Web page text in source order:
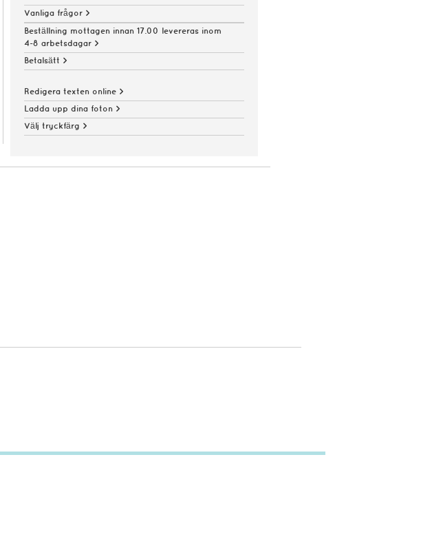
Vanliga frågor >
Beställning mottagen innan 17.00 levereras inom
4-8 arbetsdagar >
Betalsätt >
Redigera texten online >
Ladda upp dina foton >
Välj tryckfärg >